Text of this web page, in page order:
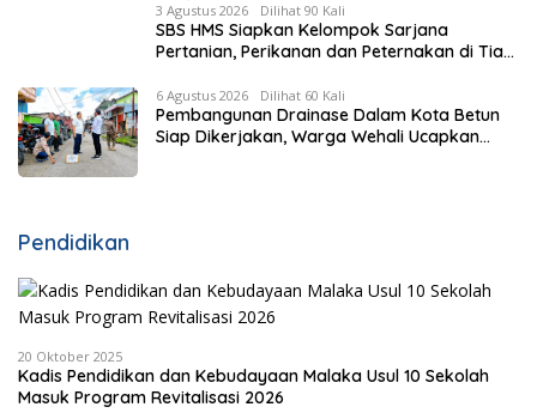
3 Agustus 2026 Dilihat 90 Kali
SBS HMS Siapkan Kelompok Sarjana
Pertanian, Perikanan dan Peternakan di Tiap
6 Agustus 2026 Dilihat 60 Kali
Pembangunan Drainase Dalam Kota Betun
Siap Dikerjakan, Warga Wehali Ucapkan
Pendidikan
20 Oktober 2025
Kadis Pendidikan dan Kebudayaan Malaka Usul 10 Sekolah
Masuk Program Revitalisasi 2026